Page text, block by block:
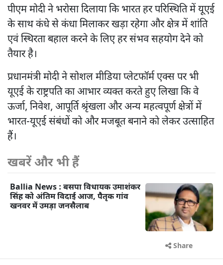
पीएम मोदी ने भरोसा दिलाया कि भारत हर परिस्थिति में यूएई
के साथ कंधे से कंधा मिलाकर खड़ा रहेगा और क्षेत्र में शांति
एवं स्थिरता बहाल करने के लिए हर संभव सहयोग देने को
तैयार है।
प्रधानमंत्री मोदी ने सोशल मीडिया प्लेटफॉर्म एक्स पर भी
यूएई के राष्ट्रपति का आभार व्यक्त करते हुए लिखा कि वे
ऊर्जा, निवेश, आपूर्ति श्रृंखला और अन्य महत्वपूर्ण क्षेत्रों में
भारत-यूएई संबंधों को और मजबूत बनाने को लेकर उत्साहित
हैं।
खबरें और भी हैं
Ballia News : बसपा विधायक उमाशंकर
सिंह को अंतिम विदाई आज, पैतृक गांव
खनवर में उमड़ा जनसैलाब
Share